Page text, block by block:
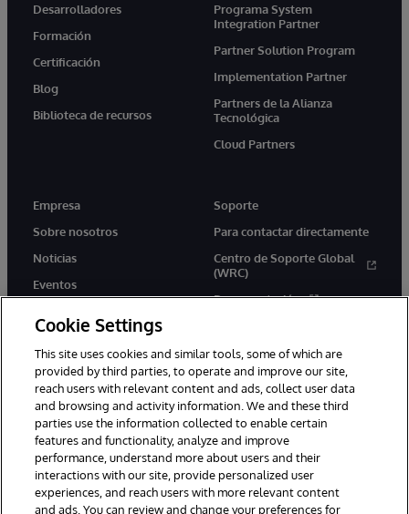
Desarrolladores
Formación
Certificación
Blog
Biblioteca de recursos
Programa System
Integration Partner
Partner Solution Program
Implementation Partner
Partners de la Alianza
Tecnológica
Cloud Partners
Empresa
Sobre nosotros
Noticias
Eventos
Soporte
Para contactar directamente
Centro de Soporte Global
(WRC)
Documentación
1996-2026 InterSystems Corporation, Boston, MA. Todos los
derechos reservados.
Avisos/Términos y condiciones
Declaración de privacidad
Cookie Settings
This site uses cookies and similar tools, some of which are
provided by third parties, to operate and improve our site,
reach users with relevant content and ads, collect user data
and browsing and activity information. We and these third
parties use the information collected to enable certain
features and functionality, analyze and improve
performance, understand more about users and their
interactions with our site, provide personalized user
experiences, and reach users with more relevant content
and ads. You can review and change your preferences for